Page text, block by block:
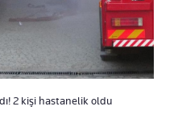
2 kişi hastanelik oldu